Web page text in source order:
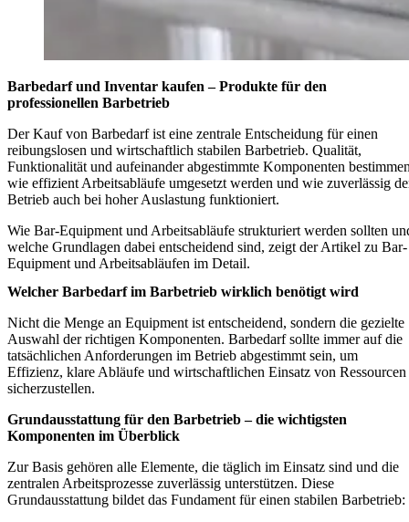
Barbedarf und Inventar kaufen – Produkte für den
professionellen Barbetrieb
Der Kauf von Barbedarf ist eine zentrale Entscheidung für einen
reibungslosen und wirtschaftlich stabilen Barbetrieb. Qualität,
Funktionalität und aufeinander abgestimmte Komponenten
wie effizient Arbeitsabläufe umgesetzt werden und wie zuverlässig
Betrieb auch bei hoher Auslastung funktioniert.
Wie Bar-Equipment und Arbeitsabläufe strukturiert werden sollten
welche Grundlagen dabei entscheidend sind, zeigt der Artikel zu Bar-
Equipment und Arbeitsabläufen im Detail.
Welcher Barbedarf im Barbetrieb wirklich benötigt wird
Nicht die Menge an Equipment ist entscheidend, sondern die gezielte
Auswahl der richtigen Komponenten. Barbedarf sollte immer auf die
tatsächlichen Anforderungen im Betrieb abgestimmt sein, um
Effizienz, klare Abläufe und wirtschaftlichen Einsatz von Ressourcen
sicherzustellen.
Grundausstattung für den Barbetrieb – die wichtigsten
Komponenten im Überblick
Zur Basis gehören alle Elemente, die täglich im Einsatz sind und die
zentralen Arbeitsprozesse zuverlässig unterstützen. Diese
Grundausstattung bildet das Fundament für einen stabilen Barbetrieb: